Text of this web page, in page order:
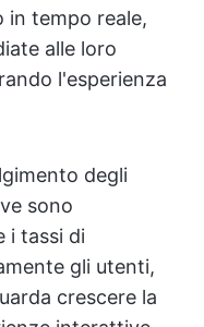
tempo reale,
alle loro
l'esperienza
degli
sono
i tassi di
gli utenti,
crescere la